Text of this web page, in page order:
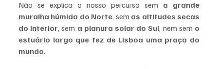
Não se explica o nosso percurso sem a grande
muralha húmida do Norte, sem as altitudes secas
do interior, sem a planura solar do Sul, nem sem o
estuário largo que fez de Lisboa uma praça do
mundo.